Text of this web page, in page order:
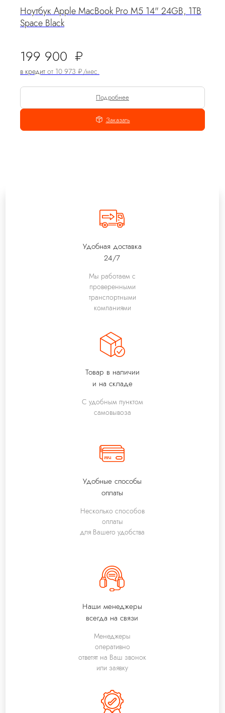
Ноутбук Apple MacBook Pro M5 14" 24GB, 1TB
Space Black
199 900 ₽
в кредит от 10 973 ₽/мес.
Подробнее
Заказать
Удобная доставка
24/7
Товар в наличии
и на складе
Удобные способы
оплаты
Наши менеджеры
всегда на связи
Мы работаем с
проверенными
транспортными
компаниями
С удобным пунктом
самовывоза
Несколько способов
оплаты
для Вашего удобства
Менеджеры
оперативно
ответят на Ваш звонок
или заявку